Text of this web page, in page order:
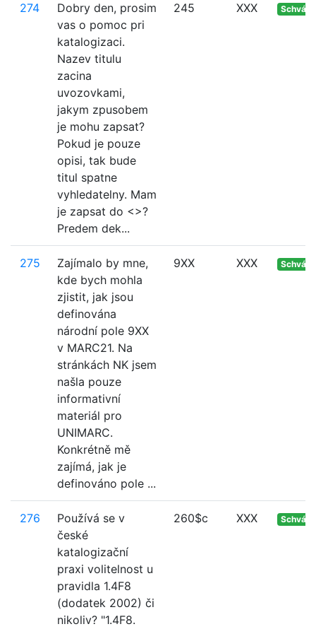
274
Dobry den, prosim
vas o pomoc pri
katalogizaci.
Nazev titulu
zacina
uvozovkami,
jakym zpusobem
je mohu zapsat?
Pokud je pouze
opisi, tak bude
titul spatne
vyhledatelny. Mam
je zapsat do <>?
Predem dek...
245 XXX
275
Zajímalo by mne,
kde bych mohla
zjistit, jak jsou
definována
národní pole 9XX
v MARC21. Na
stránkách NK jsem
našla pouze
informativní
materiál pro
UNIMARC.
Konkrétně mě
zajímá, jak je
definováno pole ...
9XX XXX
276
Používá se v
české
katalogizační
praxi volitelnost u
pravidla 1.4F8
(dodatek 2002) či
nikoliv? "1.4F8.
260$c XXX